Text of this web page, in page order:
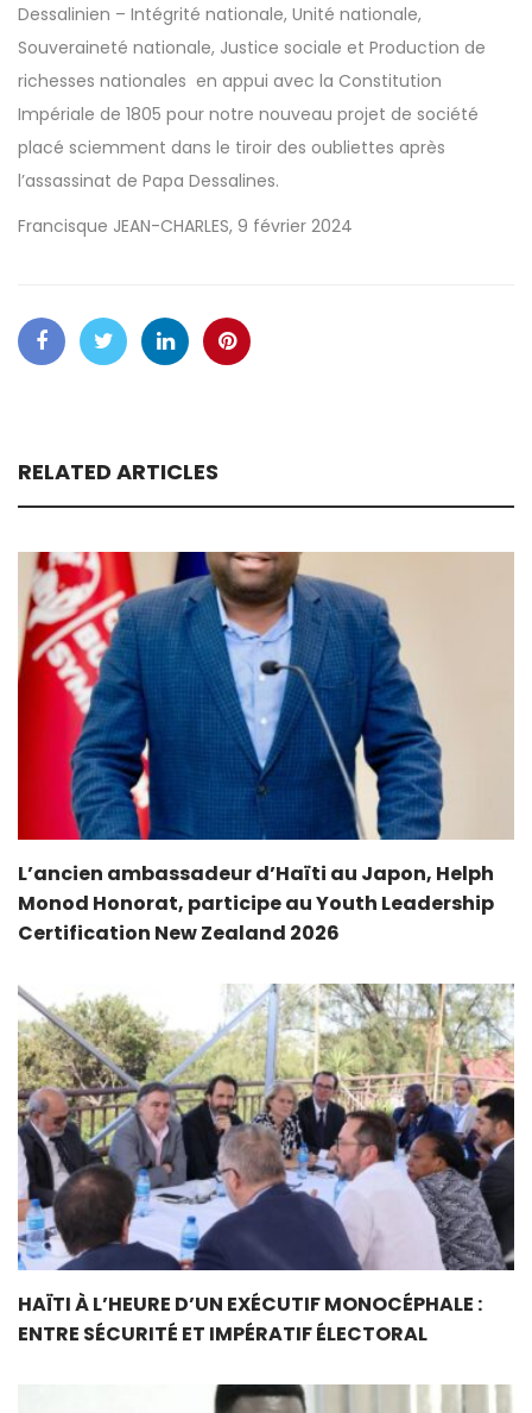
Dessalinien – Intégrité nationale, Unité nationale,
Souveraineté nationale, Justice sociale et Production de
richesses nationales en appui avec la Constitution
Impériale de 1805 pour notre nouveau projet de société
placé sciemment dans le tiroir des oubliettes après
l’assassinat de Papa Dessalines.
Francisque JEAN-CHARLES, 9 février 2024
RELATED ARTICLES
L’ancien ambassadeur d’Haïti au Japon, Helph
Monod Honorat, participe au Youth Leadership
Certification New Zealand 2026
HAÏTI À L’HEURE D’UN EXÉCUTIF MONOCÉPHALE :
ENTRE SÉCURITÉ ET IMPÉRATIF ÉLECTORAL